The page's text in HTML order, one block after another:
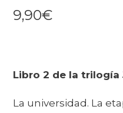
9,90€
Libro 2 de la trilogía
La universidad. La